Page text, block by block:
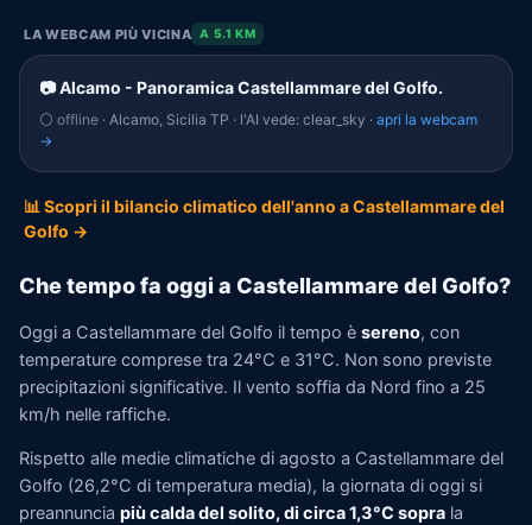
LA WEBCAM PIÙ VICINA A 5.1 KM
📷 Alcamo - Panoramica Castellammare del Golfo.
⚪ offline · Alcamo, Sicilia TP · l'AI vede: clear_sky · apri la webcam
→
📊 Scopri il bilancio climatico dell'anno a Castellammare del
Golfo →
Che tempo fa oggi a Castellammare del Golfo?
Oggi a Castellammare del Golfo il tempo è sereno, con
temperature comprese tra 24°C e 31°C. Non sono previste
precipitazioni significative. Il vento soffia da Nord fino a 25
km/h nelle raffiche.
Rispetto alle medie climatiche di agosto a Castellammare del
Golfo (26,2°C di temperatura media), la giornata di oggi si
preannuncia più calda del solito, di circa 1,3°C sopra la